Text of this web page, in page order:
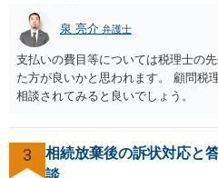
泉 亮介 弁護士
支払いの費目等については税理士の
た方が良いかと思われます。 顧問税
相談されてみると良いでしょう。
3
相続放棄後の訴状対応と
談